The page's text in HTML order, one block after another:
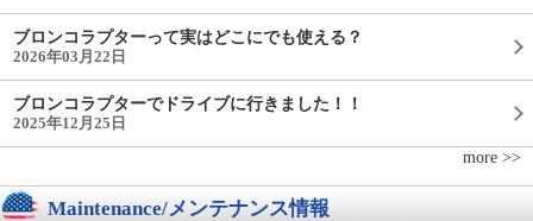
ブロンコラプターって実はどこにでも使える？
2026年03月22日
ブロンコラプターでドライブに行きました！！
2025年12月25日
more >>
Maintenance/メンテナンス情報